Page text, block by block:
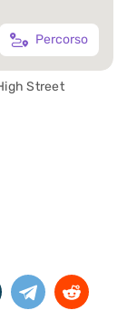
Percorso
Street